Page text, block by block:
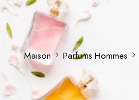
Maison Parfums Hommes